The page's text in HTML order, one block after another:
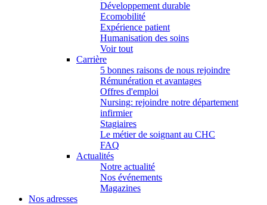
Développement durable
Ecomobilité
Expérience patient
Humanisation des soins
Voir tout
Carrière
5 bonnes raisons de nous rejoindre
Rémunération et avantages
Offres d'emploi
Nursing: rejoindre notre département
infirmier
Stagiaires
Le métier de soignant au CHC
FAQ
Actualités
Notre actualité
Nos événements
Magazines
Nos adresses